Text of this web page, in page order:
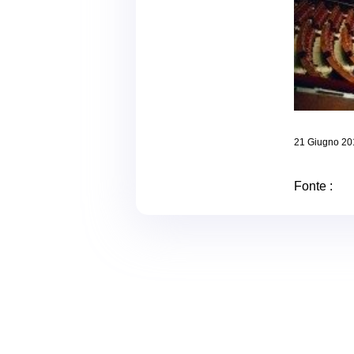
21 Giugno
Fonte :